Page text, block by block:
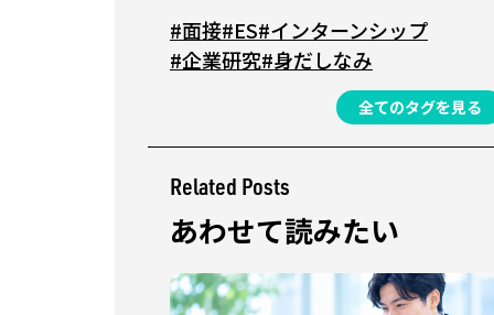
#面接#ES#インターンシップ
#企業研究#身だしなみ
全てのタグを見る
Related Posts
あわせて読みたい